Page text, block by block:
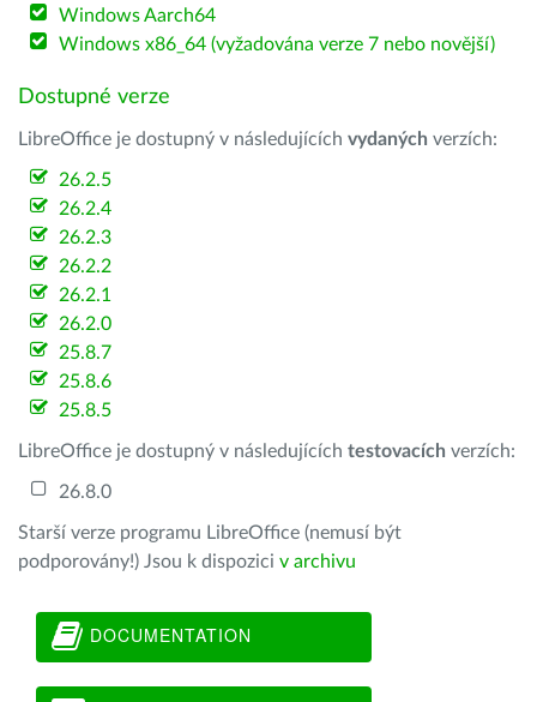
Windows Aarch64
Windows x86_64 (vyžadována verze 7 nebo novější)
Dostupné verze
LibreOffice je dostupný v následujících vydaných verzích:
26.2.5
26.2.4
26.2.3
26.2.2
26.2.1
26.2.0
25.8.7
25.8.6
25.8.5
LibreOffice je dostupný v následujících testovacích verzích:
26.8.0
Starší verze programu LibreOffice (nemusí být
podporovány!) Jsou k dispozici v archivu
DOCUMENTATION